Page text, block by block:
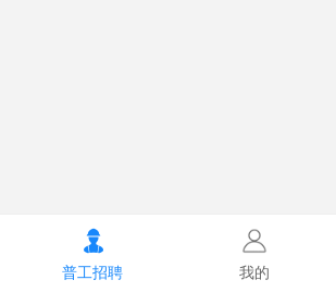
普工招聘 我的